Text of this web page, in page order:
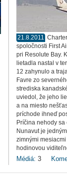
21.8.2011
spoločnosti First
pri Resolute Bay.
lietadla nastal v
12 zahynulo a
Favre zo
strediska
uviedol, že jeho
a na miesto
príchode ihneď
Príčina nehody
Nunavut je
zimnými
hodinovou
Médiá: 3